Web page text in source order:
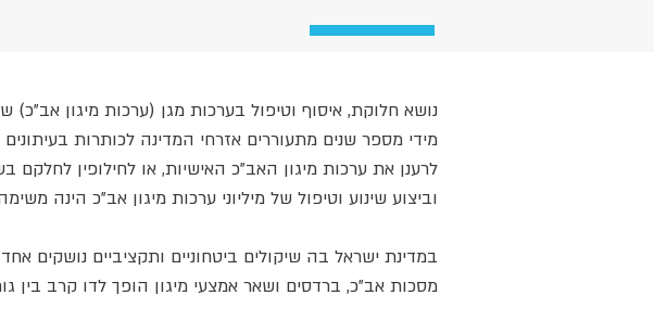
נושא חלוקת, איסוף וטיפול בערכות מגן (ערכות מיגון
מידי מספר שנים מתעוררים אזרחי המדינה לכותרות
לרענן את ערכות מיגון האב"כ האישיות, או לחילופין לחלקם
וביצוע שינוע וטיפול של מיליוני ערכות מיגון אב"כ הינה
במדינת ישראל בה שיקולים ביטחוניים ותקציביים נושקים
מסכות אב"כ, ברדסים ושאר אמצעי מיגון הופך לדו קרב בין